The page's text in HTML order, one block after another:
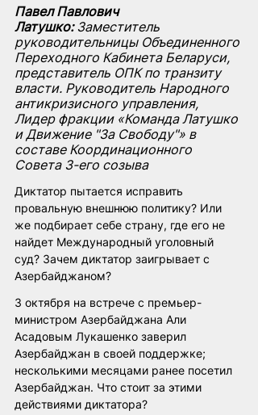
Павел Павлович
Латушко: Заместитель
руководительницы Объединенного
Переходного Кабинета Беларуси,
представитель ОПК по транзиту
власти. Руководитель Народного
антикризисного управления,
Лидер фракции «Команда Латушко
и Движение "За Свободу"» в
составе Координационного
Совета 3-его созыва
Диктатор пытается исправить
провальную внешнюю политику? Или
же подбирает себе страну, где его не
найдет Международный уголовный
суд? Зачем диктатор заигрывает с
Азербайджаном?
3 октября на встрече с премьер-
министром Азербайджана Али
Асадовым Лукашенко заверил
Азербайджан в своей поддержке;
несколькими месяцами ранее посетил
Азербайджан. Что стоит за этими
действиями диктатора?